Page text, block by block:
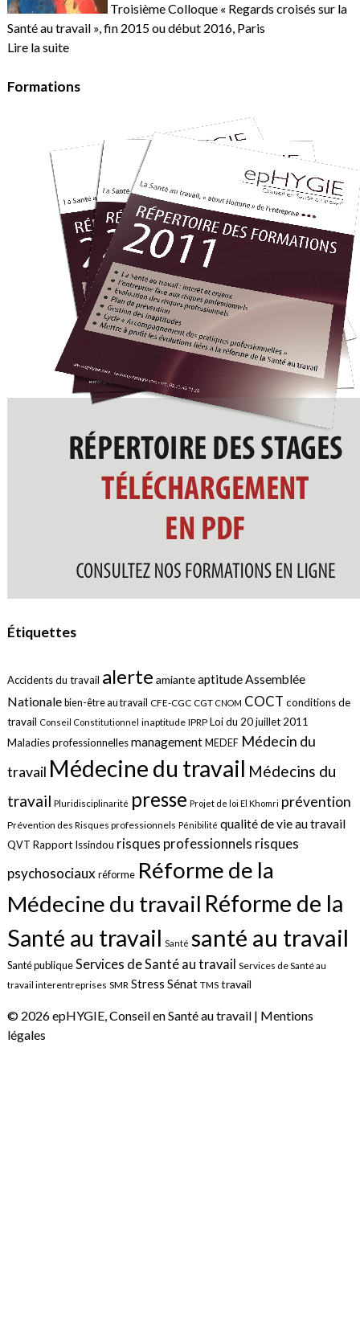
Troisième Colloque « Regards croisés sur la
Santé au travail », fin 2015 ou début 2016, Paris
Lire la suite
Formations
Étiquettes
Accidents du travail alerte amianteaptitudeAssemblée
Nationale bien-être au travail CFE-CGC CGT CNOM COCT conditions de
travail Conseil Constitutionnel inaptitude IPRP Loi du 20 juillet 2011
Maladies professionnellesmanagement MEDEF Médecin du
travail Médecine du travail Médecins du
travail Pluridisciplinarité presse Projet de loi El Khomri prévention
Prévention des Risques professionnels Pénibilité qualité de vie au travail
QVT Rapport Issindou risques professionnels risques
psychosociaux réforme Réforme de la
Médecine du travail Réforme de la
Santé au travail Santé santé au travail
Santé publiqueServices de Santé au travail Services de Santé au
travail interentreprises SMR Stress Sénat TMS travail
© 2026 epHYGIE, Conseil en Santé au travail | Mentions
légales